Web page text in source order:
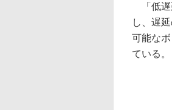
「低遅
し、遅
可能な
ている。